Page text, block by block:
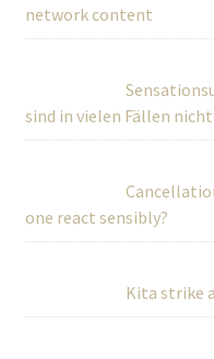
network content
sind in vielen Fällen
one react sensibly?
Kita strike